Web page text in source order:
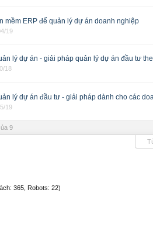
mềm ERP để quản lý dự án doanh nghiệp
19
lý dự án - giải pháp quản lý dự án đầu tư
18
lý dự án đầu tư - giải pháp dành cho các
19
9
365, Robots: 22)